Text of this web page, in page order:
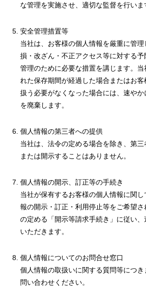
な管理を実施させ、適切な監督を行いま
安全管理措置等
当社は、お客様の個人情報を厳重に管
損・改ざん・不正アクセス等に対する
管理のために必要な措置を講じます。当
れた保存期間が経過した場合またはお客
扱う必要がなくなった場合には、速や
を廃棄します。
個人情報の第三者への提供
当社は、法令の定める場合を除き、第
または開示することはありません。
個人情報の開示、訂正等の手続き
当社が保有するお客様の個人情報に関
報の開示・訂正・利用停止等をご希望
の定める「開示等請求手続き」に従い
いただきます。
個人情報についてのお問合せ窓口
個人情報の取扱いに関する質問等につ
問い合わせください。